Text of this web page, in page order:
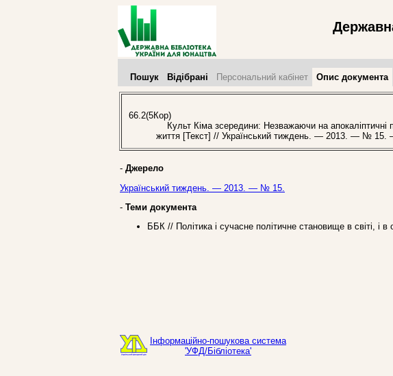
Пошук Відібрані Персональний кабінет Опис документа
66.2(5Кор)
Культ Кіма зсередини: Незважаючи на апокаліптичні
життя [Текст] // Український тиждень. — 2013. — № 15.
- Джерело
Український тиждень. — 2013. — № 15.
- Теми документа
ББК // Політика і сучасне політичне становище в світі, і в
Інформаційно-пошукова система
'УФД/Бібліотека'